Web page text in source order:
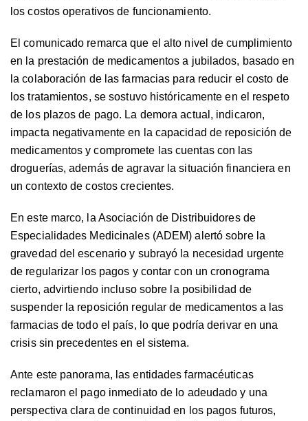
los costos operativos de funcionamiento.
El comunicado remarca que el alto nivel de cumplimiento
en la prestación de medicamentos a jubilados, basado en
la colaboración de las farmacias para reducir el costo de
los tratamientos, se sostuvo históricamente en el respeto
de los plazos de pago. La demora actual, indicaron,
impacta negativamente en la capacidad de reposición de
medicamentos y compromete las cuentas con las
droguerías, además de agravar la situación financiera en
un contexto de costos crecientes.
En este marco, la Asociación de Distribuidores de
Especialidades Medicinales (ADEM) alertó sobre la
gravedad del escenario y subrayó la necesidad urgente
de regularizar los pagos y contar con un cronograma
cierto, advirtiendo incluso sobre la posibilidad de
suspender la reposición regular de medicamentos a las
farmacias de todo el país, lo que podría derivar en una
crisis sin precedentes en el sistema.
Ante este panorama, las entidades farmacéuticas
reclamaron el pago inmediato de lo adeudado y una
perspectiva clara de continuidad en los pagos futuros,